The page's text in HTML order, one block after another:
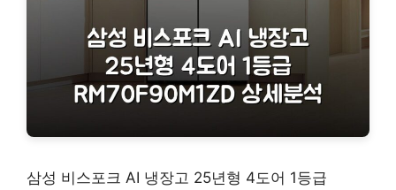
삼성 비스포크 AI 냉장고 25년형 4도어 1등급